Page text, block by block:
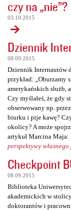
czy na „nie”?
03.10.2015
Dziennik
08.09.2015
Dziennik Internautów
przykład: „Oburzamy
amerykańskich służb,
Czy myślałeś, że gdy
obserwowany np.
biurku i pije kawę?
okolicy? A może
artykuł Marcina Maja:
perspektywy
Checkpoint
08.09.2015
Biblioteka
akademickich w
doktorantów i